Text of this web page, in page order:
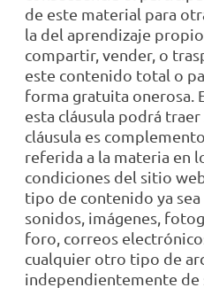
de este material para
la del aprendizaje
compartir, vender, o
este contenido total o
forma gratuita onerosa.
esta cláusula podrá traer
cláusula es
referida a la materia en
condiciones del sitio
tipo de contenido ya
sonidos, imágenes,
foro, correos
cualquier otro tipo de
independientemente de